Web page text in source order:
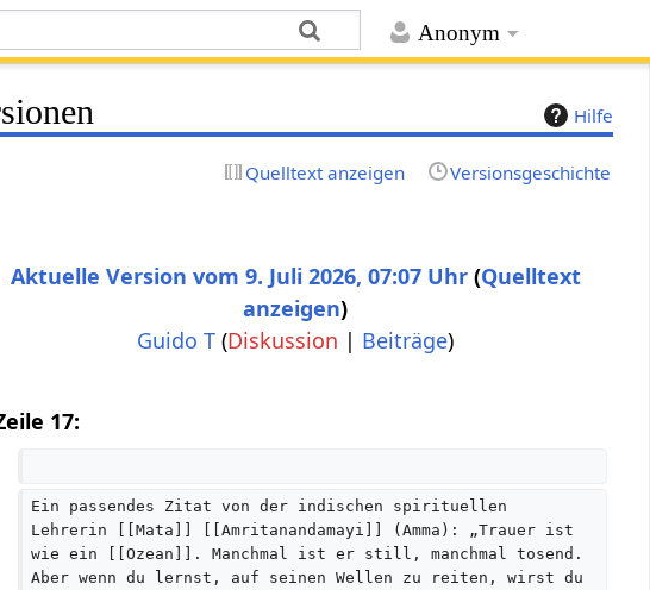
Anonym
Hilfe
Quelltext anzeigen Versionsgeschichte
Aktuelle Version vom 9. Juli 2026, 07:07 Uhr Quelltext
anzeigen
Guido T (Diskussion | Beiträge)
17:
Ein passendes Zitat von der indischen spirituellen
Lehrerin [[Mata]] [[Amritanandamayi]] (Amma): „Trauer ist
wie ein [[Ozean]]. Manchmal ist er still, manchmal tosend.
Aber wenn du lernst, auf seinen Wellen zu reiten, wirst du